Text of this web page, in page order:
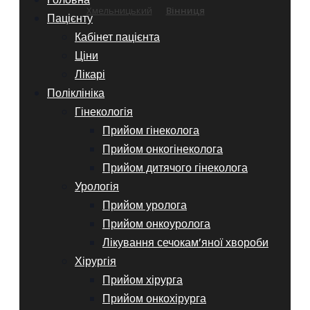
Хмельницький Вінниця
Пацієнту
Кабінет пацієнта
Ціни
Лікарі
Поліклініка
Гінекологія
Прийом гінеколога
Прийом онкогінеколога
Прийом дитячого гінеколога
Урологія
Прийом уролога
Прийом онкоуролога
Лікування сечокам’яної хвороби
Хірургія
Прийом хірурга
Прийом онкохірурга